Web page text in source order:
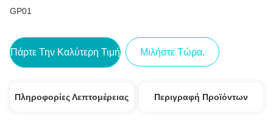
GP01
Πάρτε Την Καλύτερη Τιμή Μιλήστε Τώρα.
Πληροφορίες Λεπτομέρειας Περιγραφή Προϊόντων